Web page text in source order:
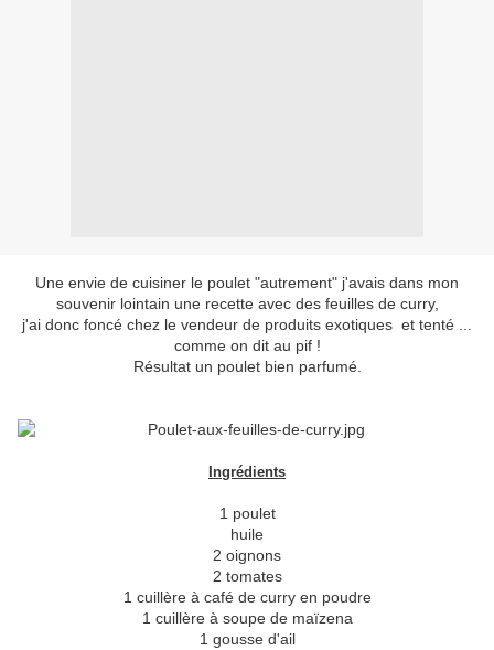
Une envie de cuisiner le poulet "autrement" j'avais dans mon
souvenir lointain une recette avec des feuilles de curry,
j'ai donc foncé chez le vendeur de produits exotiques et tenté ...
comme on dit au pif !
Résultat un poulet bien parfumé.
Ingrédients
1 poulet
huile
2 oignons
2 tomates
1 cuillère à café de curry en poudre
1 cuillère à soupe de maïzena
1 gousse d'ail